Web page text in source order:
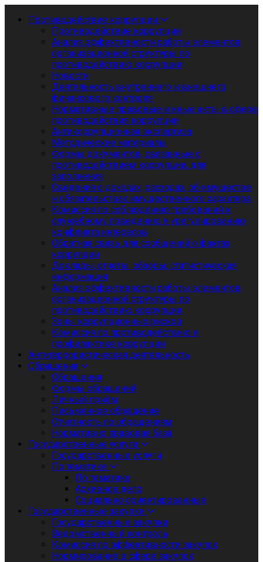
Противодействие коррупции
Противодействие коррупции
Анализ эффективности работы элементов
организационной структуры по
противодействию коррупции
Новости
Деятельность внутреннего и внешнего
финансового контроля
Нормативные правовые и иные акты в сфере
противодействия коррупции
Антикоррупционная экспертиза
Методические материалы
Формы документов, связанные с
противодействием коррупции, для
заполнения
Сведения о доходах, расходах, об имуществе
и обязательствах имущественного характера
Комиссия по соблюдению требований к
служебному поведению и урегулированию
конфликта интересов
Обратная связь для сообщений о фактах
коррупции
Доклады, отчеты, обзоры, статистическая
информация
Анализ эффективности работы элементов
организационной структуры по
противодействию коррупции
Зоны коррупционных рисков
Комиссия по противодействию и
профилактике коррупции
Антитеррористическая деятельность
Обращения
Обращения
Формы обращений
Личный приём
Письменное обращение
Отчетность по обращениям
Нормативно правовая база
Государственные услуги
Государственные услуги
По тематике
По тематике
Архивное дело
Социально ориентированные
Государственные закупки
Государственные закупки
Ведомственный контроль
Комиссия по эффективности закупок
Нормирование в сфере закупок